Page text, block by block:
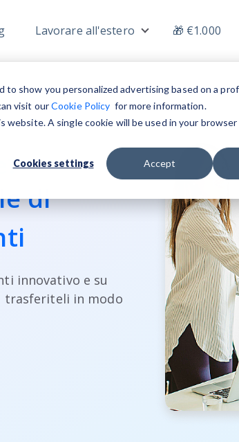
show you personalized advertising based on a
visit ourCookie Policy for more information.
A single cookie will be used in your
Cookies settings Accept
for Lavoro
Lavorare all'estero Show submenu
🎁 €1.000
di
innovativo e su
trasferiteli in modo